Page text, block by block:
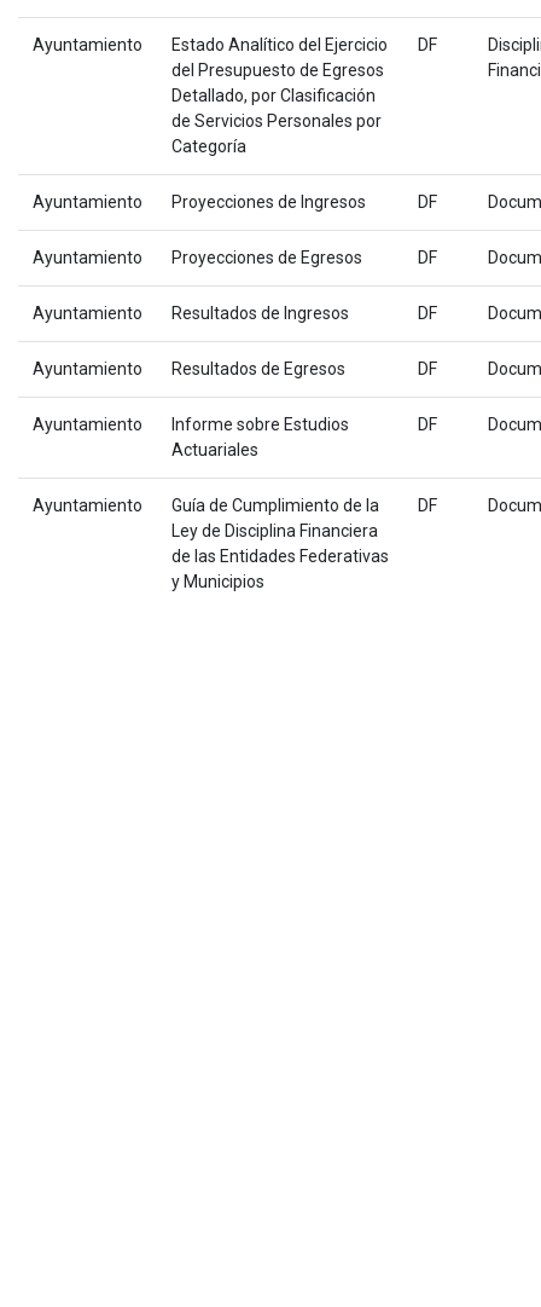
Ayuntamiento
Estado Analítico del Ejercicio
del Presupuesto de Egresos
Detallado, por Clasificación
de Servicios Personales por
Categoría
DF
Ayuntamiento Proyecciones de Ingresos DF
Ayuntamiento Proyecciones de Egresos DF
Ayuntamiento Resultados de Ingresos DF
Ayuntamiento Resultados de Egresos DF
Ayuntamiento
Informe sobre Estudios
Actuariales
DF
Ayuntamiento
Guía de Cumplimiento de la
Ley de Disciplina Financiera
de las Entidades Federativas
y Municipios
DF